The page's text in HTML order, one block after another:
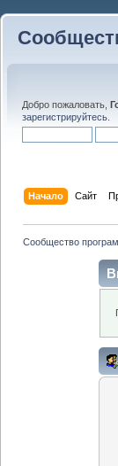
Добро пожаловать,
зарегистрируйтесь
Начало Сайт
Сообщество